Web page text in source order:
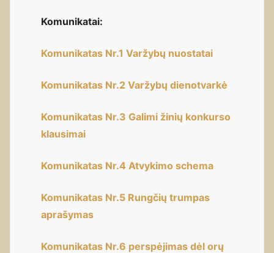
Komunikatai:
Komunikatas Nr.1 Varžybų nuostatai
Komunikatas Nr.2 Varžybų dienotvarkė
Komunikatas Nr.3 Galimi žinių konkurso
klausimai
Komunikatas Nr.4 Atvykimo schema
Komunikatas Nr.5 Rungčių trumpas
aprašymas
Komunikatas Nr.6 perspėjimas dėl orų